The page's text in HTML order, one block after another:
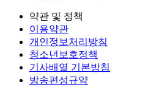
약관 및 정책
이용약관
개인정보처리방침
청소년보호정책
기사배열 기본방침
방송편성규약